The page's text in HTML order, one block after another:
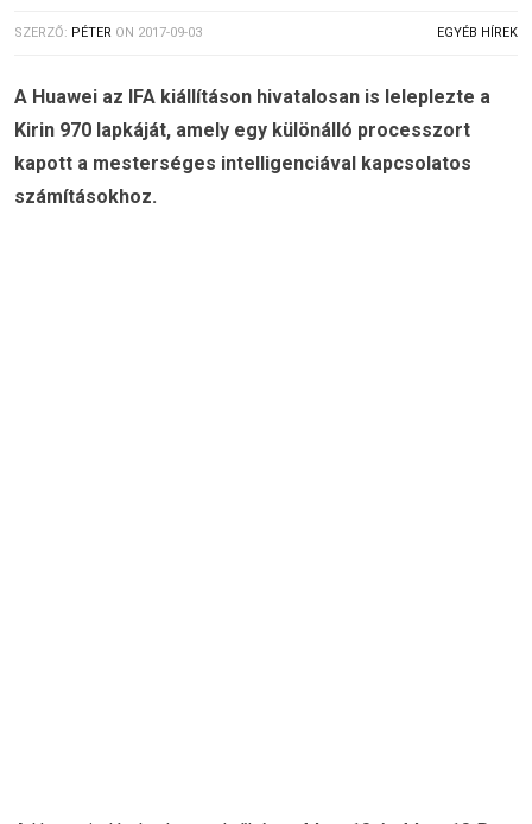
SZERZŐ: PÉTER ON 2017-09-03 EGYÉB HÍREK
A Huawei az IFA kiállításon hivatalosan is leleplezte a
Kirin 970 lapkáját, amely egy különálló processzort
kapott a mesterséges intelligenciával kapcsolatos
számításokhoz.